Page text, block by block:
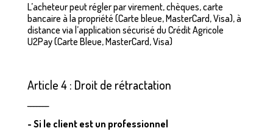
L’acheteur peut régler par virement, chèques, carte
bancaire à la propriété (Carte bleue, MasterCard, Visa), à
distance via l’application sécurisé du Crédit Agricole
U2Pay (Carte Bleue, MasterCard, Visa)
Article 4 : Droit de rétractation
- Si le client est un professionnel